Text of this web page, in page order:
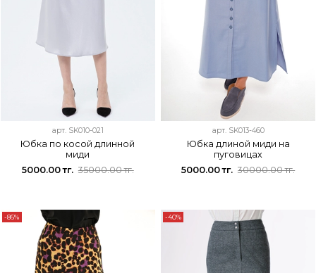
арт. SK010-021
Юбка по косой длинной
миди
5000.00 тг. 35000.00 тг.
арт. SK013-460
Юбка длиной миди на
пуговицах
5000.00 тг. 30000.00 тг.
-86% -40%